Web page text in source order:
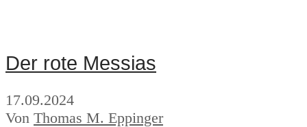
Der rote Messias
17.09.2024
Von Thomas M. Eppinger